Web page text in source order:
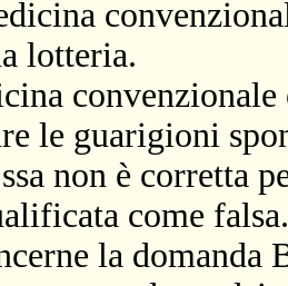
lotteria.
le guarigioni
non è corretta
come falsa.
la domanda